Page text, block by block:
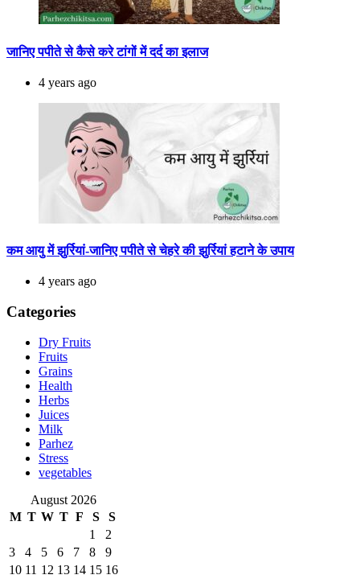
जानिए पपीते से कैसे करे टांगों में दर्द का इलाज
4 years ago
कम आयु में झुर्रियां-जानिए पपीते से चेहरे की झुर्रियां हटाने के उपाय
4 years ago
Categories
Dry Fruits
Fruits
Grains
Health
Herbs
Juices
Milk
Parhez
Stress
vegetables
August 2026
M T W T F S
S
1
2
3
4 5 6 7 8
9
10 11 12 13 14 15 16